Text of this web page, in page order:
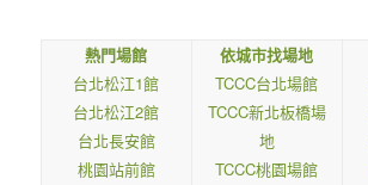
熱門場館
台北松江1館
台北松江2館
台北長安館
桃園站前館
依城市找場地
TCCC台北場館
TCCC新北板橋場
地
TCCC桃園場館